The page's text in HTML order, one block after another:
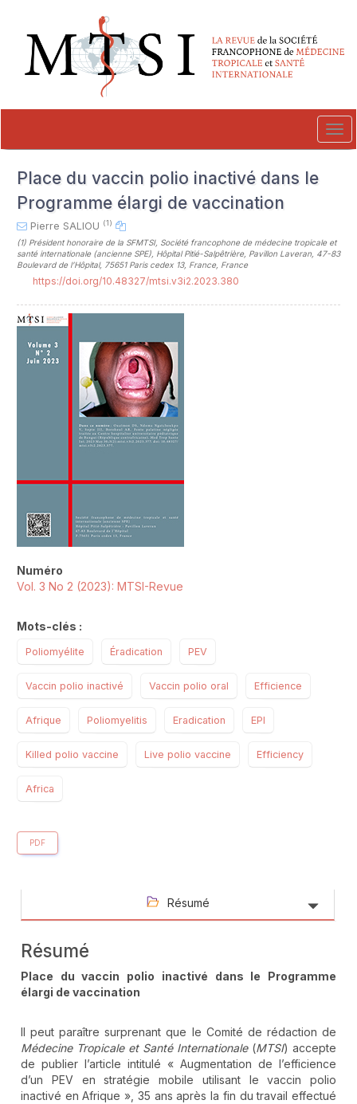
##plugins.themes.novelty.accessible_menu.main_navigation##
##plugins.themes.novelty.accessible_menu.main_content##
##plugins.themes.novelty.accessible_menu.sidebar##
Place du vaccin polio inactivé dans le
Programme élargi de vaccination
Pierre SALIOU (1)
(1) Président honoraire de la SFMTSI, Société francophone de médecine tropicale et
santé internationale (ancienne SPE), Hôpital Pitié-Salpêtrière, Pavillon Laveran, 47-83
Boulevard de l’Hôpital, 75651 Paris cedex 13, France, France
https://doi.org/10.48327/mtsi.v3i2.2023.380
Numéro
Vol. 3 No 2 (2023): MTSI-Revue
Mots-clés :
Poliomyélite Éradication PEV
Vaccin polio inactivé Vaccin polio oral Efficience
Afrique Poliomyelitis Eradication EPI
Killed polio vaccine Live polio vaccine Efficiency
Africa
PDF
Résumé
Résumé
Place du vaccin polio inactivé dans le Programme
élargi de vaccination
Il peut paraître surprenant que le Comité de rédaction de
Médecine Tropicale et Santé Internationale(MTSI) accepte
de publier l’article intitulé « Augmentation de l’efficience
d’un PEV en stratégie mobile utilisant le vaccin polio
inactivé en Afrique », 35 ans après la fin du travail effectué